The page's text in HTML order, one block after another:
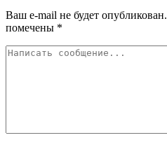
Ваш e-mail не будет опубликован.
помечены *